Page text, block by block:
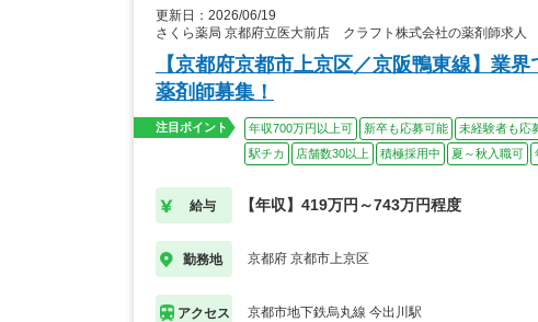
更新日：2026/06/19
さくら薬局 京都府立医大前店 クラフト株式会社の薬剤師求人
【京都府京都市上京区／京阪鴨東線】業
薬剤師募集！
注目ポイント 年収700万円以上可 新卒も応募可能 未経験者も応
駅チカ
店舗数30以上 積極採用中 夏～秋入職可
給与 【年収】419万円～743万円程度
勤務地 京都府 京都市上京区
アクセス 京都市地下鉄烏丸線 今出川駅